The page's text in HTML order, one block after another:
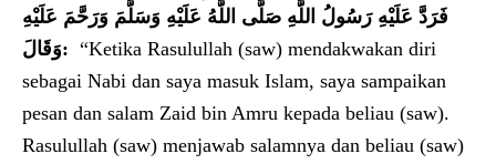
فَرَدَّ عَلَيْهِ رَسُولُ اللَّهِ صَلَّى اللَّهُ عَلَيْهِ وَسَلَّمَ وَرَحَّمَ عَلَيْهِ
وَقَالَ: “Ketika Rasulullah (saw) mendakwakan diri
sebagai Nabi dan saya masuk Islam, saya sampaikan
pesan dan salam Zaid bin Amru kepada beliau (saw).
Rasulullah (saw) menjawab salamnya dan beliau (saw)